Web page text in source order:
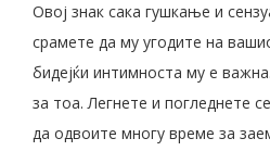
Овој знак сака гушкање и
срамете да му угодите на
бидејќи интимноста му е
за тоа. Легнете и погледнете
да одвоите многу време за